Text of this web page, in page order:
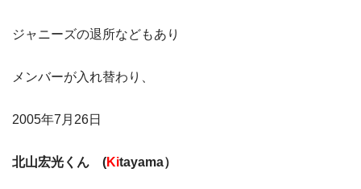
ジャニーズの退所などもあり
メンバーが入れ替わり、
2005年7月26日
北山宏光くん (Kitayama）